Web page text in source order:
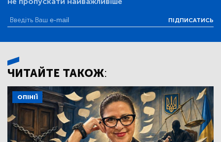
ПІДПИСАТИСЬ
ЧИТАЙТЕ ТАКОЖ:
ОПІНІЇ